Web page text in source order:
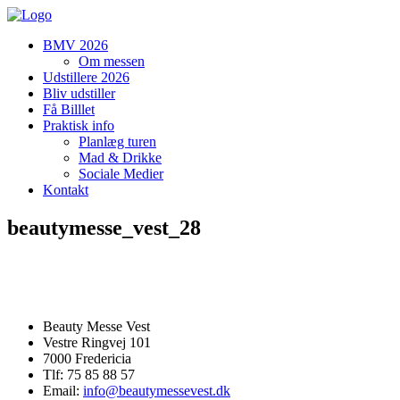
BMV 2026
Om messen
Udstillere 2026
Bliv udstiller
Få Billlet
Praktisk info
Planlæg turen
Mad & Drikke
Sociale Medier
Kontakt
beautymesse_vest_28
Beauty Messe Vest
Vestre Ringvej 101
7000 Fredericia
Tlf: 75 85 88 57
Email: info@beautymessevest.dk